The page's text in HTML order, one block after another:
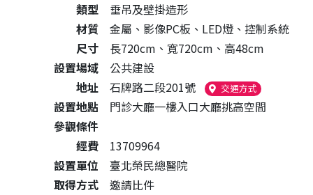
類型
垂吊及壁掛造形
材質
金屬、影像PC板、LED燈、控制系統
尺寸
長720cm、寬720cm、高48cm
設置場域
公共建設
地址
石牌路二段201號 交通方式（另開新視窗
設置地點
門診大廳一樓入口大廳挑高空間
參觀條件
經費
13709964
設置單位
臺北榮民總醫院
取得方式
邀請比件